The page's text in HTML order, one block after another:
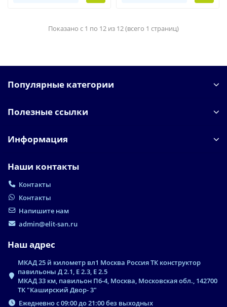
Показано с 1 по 12 из 12 (всего 1 страниц)
Популярные категории
Полезные ссылки
Информация
Наши контакты
Контакты
Контакты
Напишите нам
admin@elit-san.ru
Наш адрес
МКАД 25 й километр вл1 Москва Россия ТК конструктор
павильоны Д 2.1, Е 2.3, Е 2.5
МКАД 33 км, павильон П6-4, Москва, Московская обл., 142700
ТК "Каширский Двор- 3"
Ежедневно с 09:00 до 21:00 без выходных